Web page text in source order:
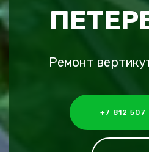
Ремонт
+7 812 507